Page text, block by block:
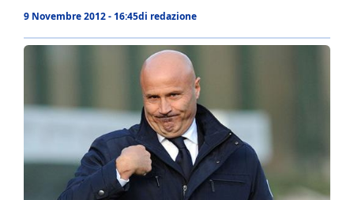
9 Novembre 2012 - 16:45di redazione